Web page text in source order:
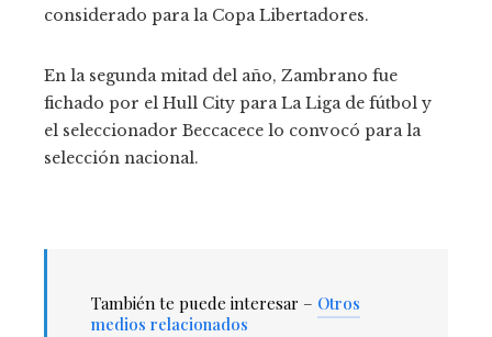
considerado para la Copa Libertadores.
En la segunda mitad del año, Zambrano fue
fichado por el Hull City para La Liga de fútbol y
el seleccionador Beccacece lo convocó para la
selección nacional.
También te puede interesar – Otros
medios relacionados